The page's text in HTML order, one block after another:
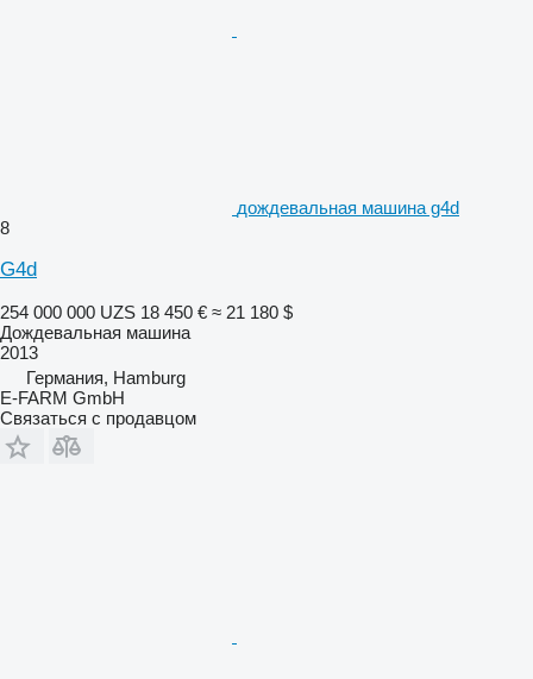
дождевальная машина g4d
8
G4d
254 000 000 UZS 18 450 € ≈ 21 180 $
Дождевальная машина
2013
Германия, Hamburg
E-FARM GmbH
Связаться с продавцом